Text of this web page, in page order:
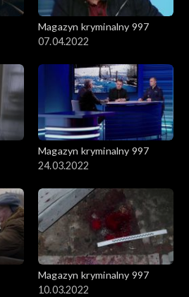
Magazyn kryminalny 997
07.04.2022
Magazyn kryminalny 997
24.03.2022
Magazyn kryminalny 997
10.03.2022